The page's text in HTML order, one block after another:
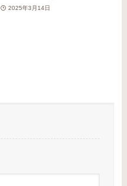
2025年3月14日